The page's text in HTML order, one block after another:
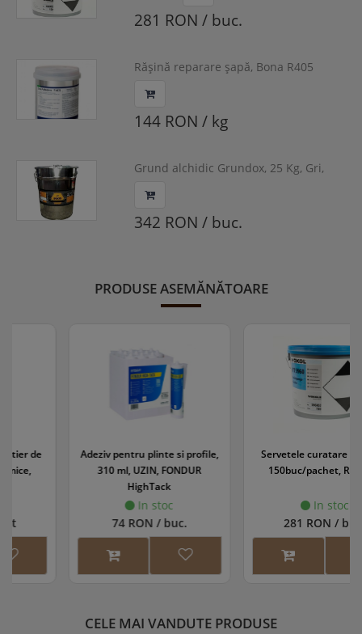
281 RON / buc.
Răşină reparare şapă, Bona R405
144 RON / kg
Grund alchidic Grundox, 25 Kg, Gri,
342 RON / buc.
PRODUSE ASEMĂNĂTOARE
Adeziv pentru plinte si profile,
310 ml, UZIN, FONDUR
74 RON / buc.
Servetele curatare parchet,
150buc/pachet, RT 5960
281 RON / buc.
CELE MAI VANDUTE PRODUSE